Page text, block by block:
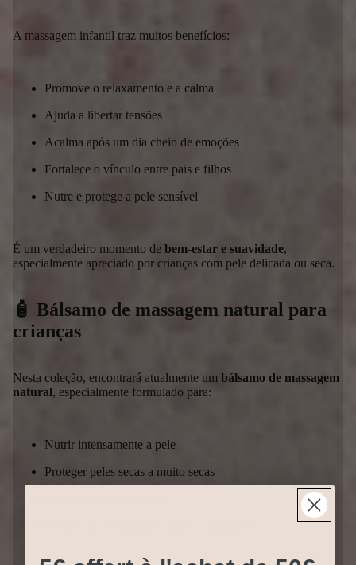
A massagem infantil traz muitos benefícios:
Promove o relaxamento e a calma
Ajuda a libertar tensões
Acalma após um dia cheio de emoções
Fortalece o vínculo entre pais e filhos
Nutre e protege a pele sensível
É um verdadeiro momento de bem-estar e suavidade,
especialmente apreciado por crianças com pele delicada ou seca.
🧴 Bálsamo de massagem natural para
crianças
Nesta coleção, encontrará atualmente um bálsamo de massagem
natural, especialmente formulado para:
Nutrir intensamente a pele
Proteger peles secas a muito secas